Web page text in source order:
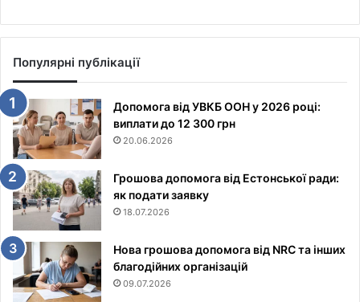
Популярні публікації
Допомога від УВКБ ООН у 2026 році:
виплати до 12 300 грн
20.06.2026
Грошова допомога від Естонської ради:
як подати заявку
18.07.2026
Нова грошова допомога від NRC та інших
благодійних організацій
09.07.2026